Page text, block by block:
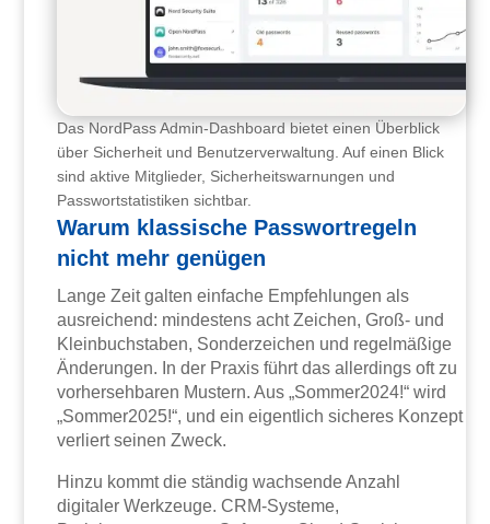
Das NordPass Admin-Dashboard bietet einen Überblick
über Sicherheit und Benutzerverwaltung. Auf einen Blick
sind aktive Mitglieder, Sicherheitswarnungen und
Passwortstatistiken sichtbar.
Warum klassische Passwortregeln
nicht mehr genügen
Lange Zeit galten einfache Empfehlungen als
ausreichend: mindestens acht Zeichen, Groß- und
Kleinbuchstaben, Sonderzeichen und regelmäßige
Änderungen. In der Praxis führt das allerdings oft zu
vorhersehbaren Mustern. Aus „Sommer2024!“ wird
„Sommer2025!“, und ein eigentlich sicheres Konzept
verliert seinen Zweck.
Hinzu kommt die ständig wachsende Anzahl
digitaler Werkzeuge. CRM-Systeme,